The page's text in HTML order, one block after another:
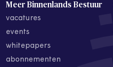
Meer Binnenlands Bestuur
vacatures
events
whitepapers
abonnementen